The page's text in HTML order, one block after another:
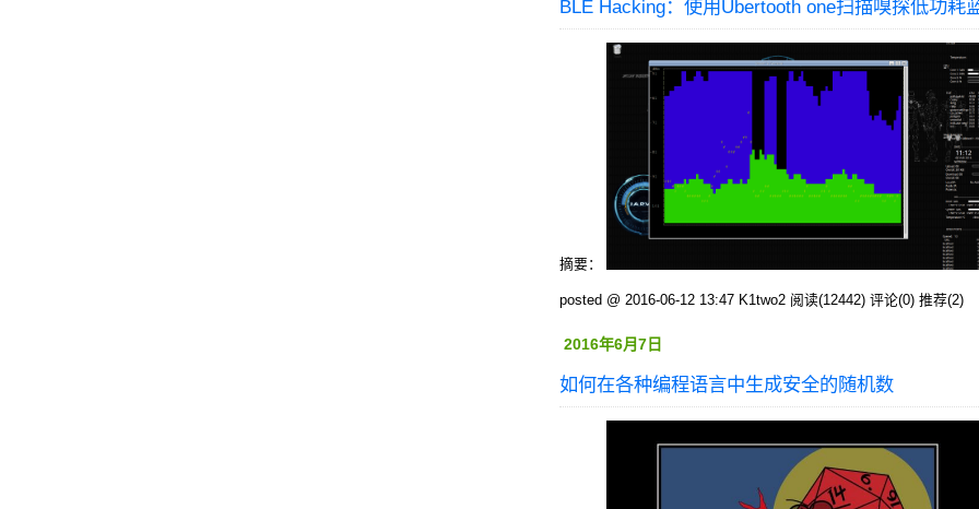
BLE Hacking：使用Ubertooth one扫描嗅探低功耗
摘要：
posted @ 2016-06-12 13:47 K1two2 阅读(12442) 评论(0) 推荐(2)
2016年6月7日
如何在各种编程语言中生成安全的随机数